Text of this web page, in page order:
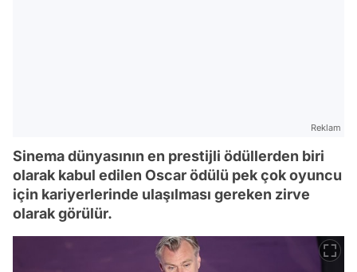
Reklam
Sinema dünyasının en prestijli ödüllerden biri
olarak kabul edilen Oscar ödülü pek çok oyuncu
için kariyerlerinde ulaşılması gereken zirve
olarak görülür.